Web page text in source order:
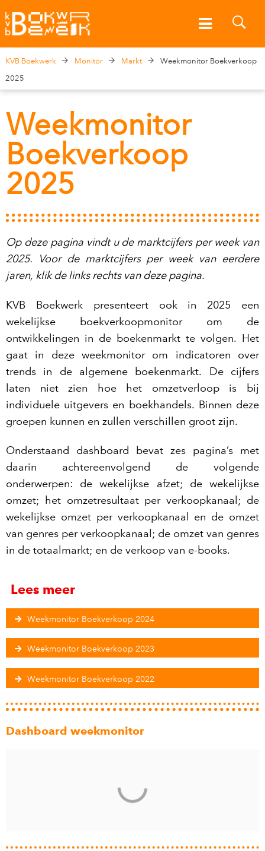
KVB Boekwerk Monitor Markt
Weekmonitor Boekverkoop
2025
Weekmonitor
Boekverkoop
2025
Op deze pagina vindt u de marktcijfers per week van
2025. Voor de marktcijfers per week van eerdere
jaren, klik de links rechts van deze pagina.
KVB Boekwerk presenteert ook in 2025 een
wekelijkse boekverkoopmonitor om de
ontwikkelingen in de boekenmarkt te volgen. Het
gaat in deze weekmonitor om indicatoren over
trends in de algemene boekenmarkt. De cijfers
laten niet zien hoe het omzetverloop is bij
individuele uitgevers en boekhandels. Binnen deze
groepen kunnen en zullen verschillen groot zijn.
Onderstaand dashboard bevat zes pagina’s met
daarin achtereenvolgend de volgende
onderwerpen: de wekelijkse afzet; de wekelijkse
omzet; het omzetresultaat per verkoopkanaal; de
wekelijkse omzet per verkoopkanaal en de omzet
van genres per verkoopkanaal; de omzet van genres
in de totaalmarkt; en de verkoop van e-books.
Lees meer
Weekmonitor Boekverkoop 2024
Weekmonitor Boekverkoop 2023
Weekmonitor Boekverkoop 2022
Dashboard weekmonitor